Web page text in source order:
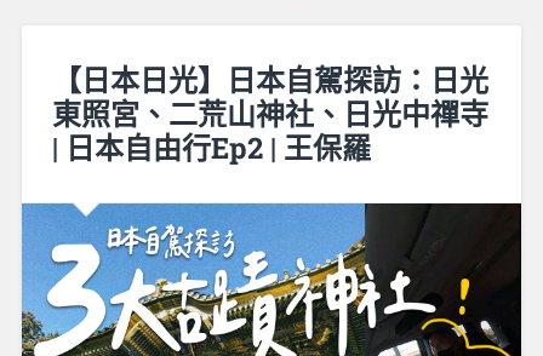
【日本日光】日本自駕探訪：日光
東照宮、二荒山神社、日光中禪寺
| 日本自由行Ep2 | 王保羅